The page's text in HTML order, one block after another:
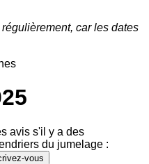
car les dates
avis s'il y a des
du jumelage :